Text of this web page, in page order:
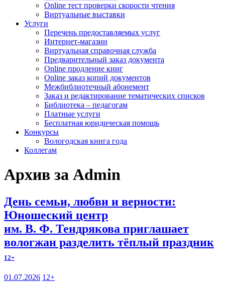
Online тест проверки скорости чтения
Виртуальные выставки
Услуги
Перечень предоставляемых услуг
Интернет-магазин
Виртуальная справочная служба
Предварительный заказ документа
Online продление книг
Online заказ копий документов
Межбиблиотечный абонемент
Заказ и редактирование тематических списков
Библиотека – педагогам
Платные услуги
Бесплатная юридическая помощь
Конкурсы
Вологодская книга года
Коллегам
Архив за Admin
День семьи, любви и верности:
Юношеский центр
им. В. Ф. Тендрякова приглашает
вологжан разделить тёплый праздник
12+
01.07.2026 12+